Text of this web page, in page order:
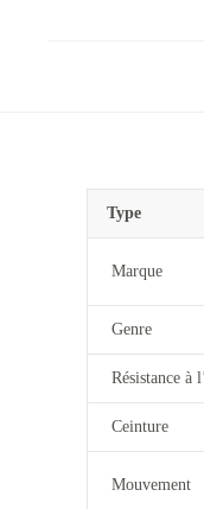
Type
Marque
Genre
Résistance à
Ceinture
Mouvement